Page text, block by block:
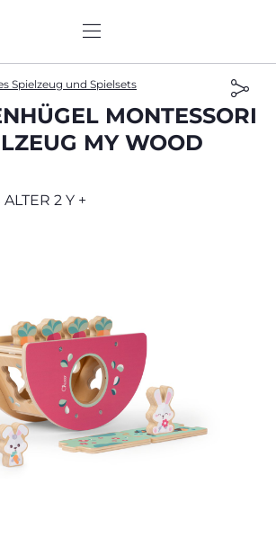
Spielzeug und Spielsets
MONTESSORI
MY WOOD
2 Y +